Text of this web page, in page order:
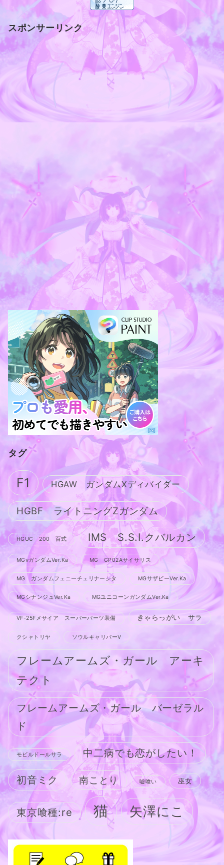
スポンサーリンク
タグ
F1 HGAW ガンダムXディバイダー
HGBF ライトニングZガンダム
HGUC 200 百式 IMS S.S.I.クバルカン
MGνガンダムVer.Ka MG GP02Aサイサリス
MG ガンダムフェニーチェリナーシタ MGサザビーVer.Ka
MGシナンジュVer.Ka MGユニコーンガンダムVer.Ka
VF-25Fメサイア スーパーパーツ装備 きゃらっがい サラ
クシャトリヤ ソウルキャリバーV
フレームアームズ・ガール アーキ
テクト
フレームアームズ・ガール バーゼラル
ド
モビルドールサラ 中二病でも恋がしたい！
初音ミク 南ことり 嘘喰い 巫女
東京喰種:re 猫 矢澤にこ